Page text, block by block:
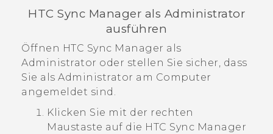
HTC Sync Manager als Administrator
ausführen
Öffnen HTC Sync Manager als
Administrator oder stellen Sie sicher, dass
Sie als Administrator am Computer
angemeldet sind.
Klicken Sie mit der rechten
Maustaste auf die HTC Sync Manager